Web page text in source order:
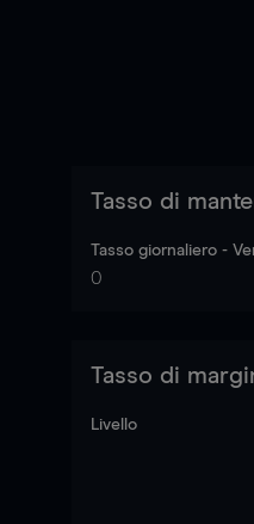
Tasso di
Tasso giornaliero -
0
Tasso di
Livello